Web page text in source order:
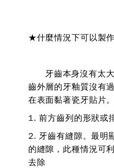
★什麼情況下可以製
牙齒本身沒有太大
齒外層的牙釉質沒有
在表面黏著瓷牙貼片。
1. 前方齒列的形狀或
2. 牙齒有縫隙。最明
的縫隙，此種情況可
去除